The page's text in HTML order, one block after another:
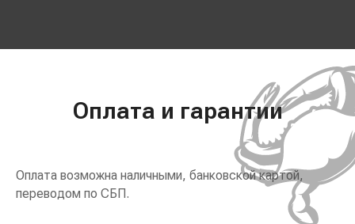
Оплата и гарантии
Оплата возможна наличными, банковской картой,
переводом по СБП.